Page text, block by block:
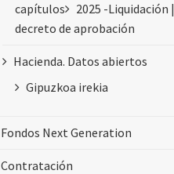
capítulos
2025 -Liquidación |
decreto de aprobación
Hacienda. Datos abiertos
Gipuzkoa irekia
Fondos Next Generation
Contratación